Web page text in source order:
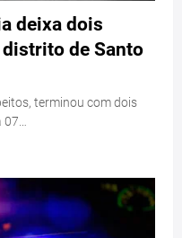
deixa dois
de Santo
terminou com dois